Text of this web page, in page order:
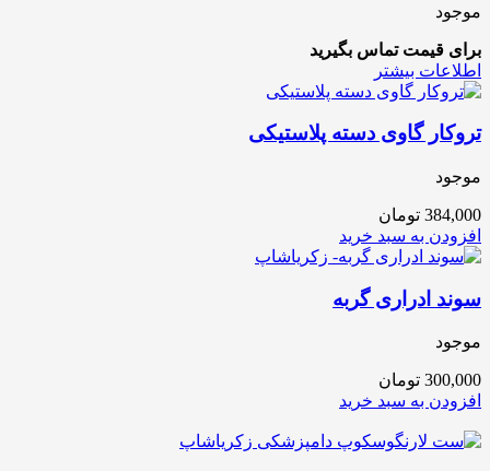
موجود
برای قیمت تماس بگیرید
اطلاعات بیشتر
تروکار گاوی دسته پلاستیکی
موجود
384,000 تومان
افزودن به سبد خرید
سوند ادراری گربه
موجود
300,000 تومان
افزودن به سبد خرید